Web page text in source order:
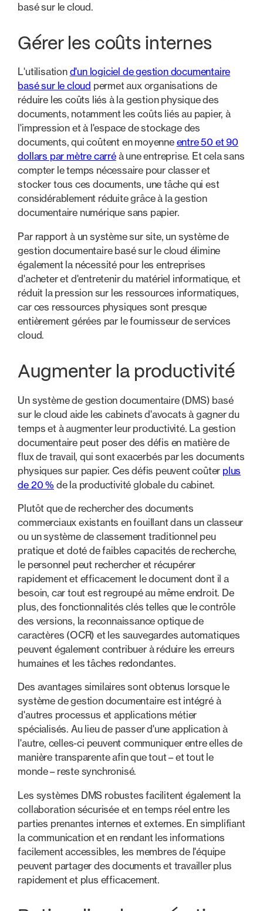
basé sur le cloud.
Gérer les coûts internes
L'utilisation d'un logiciel de gestion documentaire
basé sur le cloud permet aux organisations de
réduire les coûts liés à la gestion physique des
documents, notamment les coûts liés au papier, à
l'impression et à l'espace de stockage des
documents, qui coûtent en moyenne entre 50 et 90
dollars par mètre carréà une entreprise. Et cela sans
compter le temps nécessaire pour classer et
stocker tous ces documents, une tâche qui est
considérablement réduite grâce à la gestion
documentaire numérique sans papier.
Par rapport à un système sur site, un système de
gestion documentaire basé sur le cloud élimine
également la nécessité pour les entreprises
d'acheter et d'entretenir du matériel informatique, et
réduit la pression sur les ressources informatiques,
car ces ressources physiques sont presque
entièrement gérées par le fournisseur de services
cloud.
Augmenter la productivité
Un système de gestion documentaire (DMS) basé
sur le cloud aide les cabinets d'avocats à gagner du
temps et à augmenter leur productivité. La gestion
documentaire peut poser des défis en matière de
flux de travail, qui sont exacerbés par les documents
physiques sur papier. Ces défis peuvent coûter plus
de 20 % de la productivité globale du cabinet.
Plutôt que de rechercher des documents
commerciaux existants en fouillant dans un classeur
ou un système de classement traditionnel peu
pratique et doté de faibles capacités de recherche,
le personnel peut rechercher et récupérer
rapidement et efficacement le document dont il a
besoin, car tout est regroupé au même endroit. De
plus, des fonctionnalités clés telles que le contrôle
des versions, la reconnaissance optique de
caractères (OCR) et les sauvegardes automatiques
peuvent également contribuer à réduire les erreurs
humaines et les tâches redondantes.
Des avantages similaires sont obtenus lorsque le
système de gestion documentaire est intégré à
d'autres processus et applications métier
spécialisés. Au lieu de passer d'une application à
l'autre, celles-ci peuvent communiquer entre elles de
manière transparente afin que tout – et tout le
monde – reste synchronisé.
Les systèmes DMS robustes facilitent également la
collaboration sécurisée et en temps réel entre les
parties prenantes internes et externes. En simplifiant
la communication et en rendant les informations
facilement accessibles, les membres de l'équipe
peuvent partager des documents et travailler plus
rapidement et plus efficacement.